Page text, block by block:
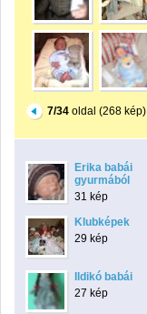
7/34oldal (268 kép)
Erika babái
gyurmából
31 kép
Klubképek
29 kép
Ildikó babái
27 kép